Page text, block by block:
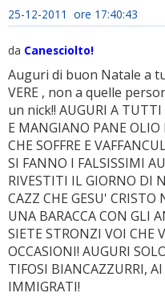
25-12-2011 ore 17:40:43
da Canesciolto!
Auguri di buon Natale a
VERE , non a quelle
un nick!! AUGURI A
E MANGIANO PANE OLIO
CHE SOFFRE E
SI FANNO I FALSISSIMI
RIVESTITI IL GIORNO DI
CAZZ CHE GESU'
UNA BARACCA CON GLI
SIETE STRONZI VOI CHE
OCCASIONI! AUGURI
TIFOSI BIANCAZZURRI,
IMMIGRATI!